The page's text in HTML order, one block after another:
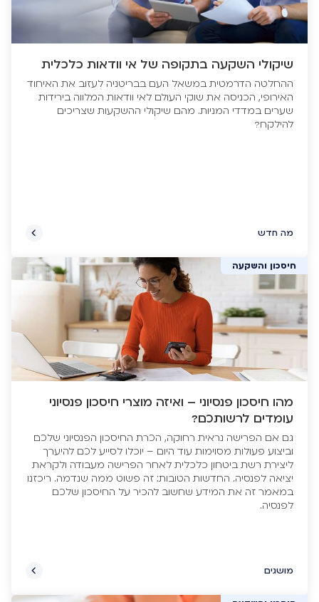
שיקולי השקעה בתקופה של אי וודאות כלכלית
ההחלטה הדרמטית במשאל העם בבריטניה לעזוב את האיחוד
האירופי, הכניסה את שוקי העולם לאי וודאות המלווה בירידות
שערים במדדי המניות. מהם שיקולי ההשקעות שצריכים
להילקח?
מה חדש
חיסכון והשקעה
מהו חיסכון פנסיוני – ואיזה מוצרי חיסכון פנסיוני
עומדים לרשותכם?
גם אם הפרישה נראית רחוקה, הכרת החיסכון הפנסיוני שלכם
וביצוע פעולות מסוימות עוד היום – יוכלו לסייע לכם להיערך
ליצירת רשת ביטחון כלכלית לאחר הפרישה מעבודה ולקראת
יציאה לפנסיה. החדשות הטובות: זה פשוט ממה שנדמה. ריכזנו
במאמר זה את המידע שחשוב להכיר על החיסכון שלכם
מושגים